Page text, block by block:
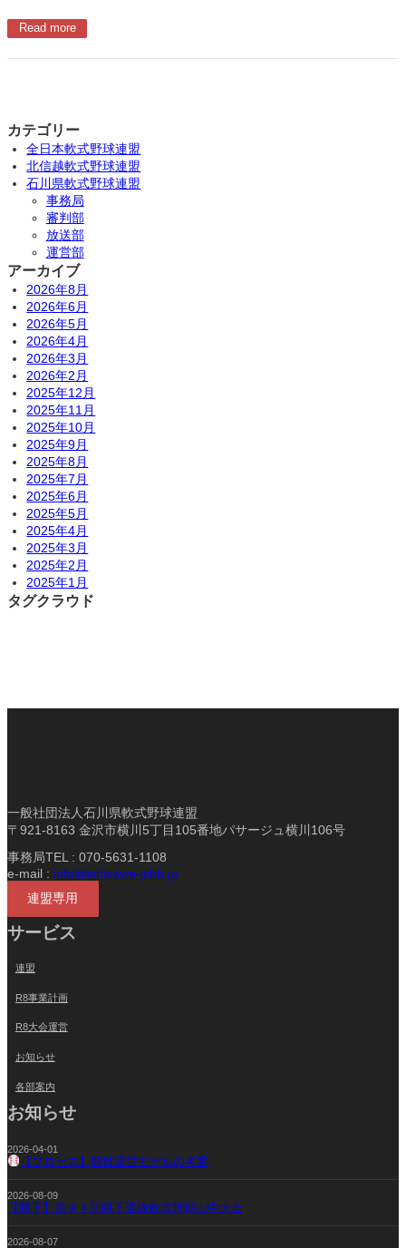
Read more
カテゴリー
全日本軟式野球連盟
北信越軟式野球連盟
石川県軟式野球連盟
事務局
審判部
放送部
運営部
アーカイブ
2026年8月
2026年6月
2026年5月
2026年4月
2026年3月
2026年2月
2025年12月
2025年11月
2025年10月
2025年9月
2025年8月
2025年7月
2025年6月
2025年5月
2025年4月
2025年3月
2025年2月
2025年1月
タグクラウド
一般社団法人石川県軟式野球連盟
〒921-8163 金沢市横川5丁目105番地パサージュ横川106号
事務局TEL : 070-5631-1108
e-mail : info@ishikawa-jsbb.jp
連盟専用
サービス
連盟
R8事業計画
R8大会運営
お知らせ
各部案内
お知らせ
2026-04-01
【プロセス】競技運営モデルの考案
2026-08-09
【県下】第９４回県下選抜軟式野球山中大会
2026-08-07